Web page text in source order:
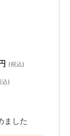
(税込)
込)
ました